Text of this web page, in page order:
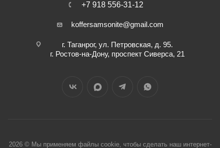
+7 918 556-31-12
koffersamsonite@gmail.com
г. Таганрог, ул. Петровская, д. 95.
г. Ростов-на-Дону, проспект Сиверса, 21
2026 © Мы применяем файлы cookie, чтобы сделать наш интернет-